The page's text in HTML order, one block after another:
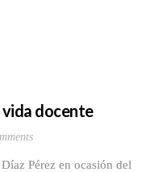
vida docente
Pérez en ocasión del